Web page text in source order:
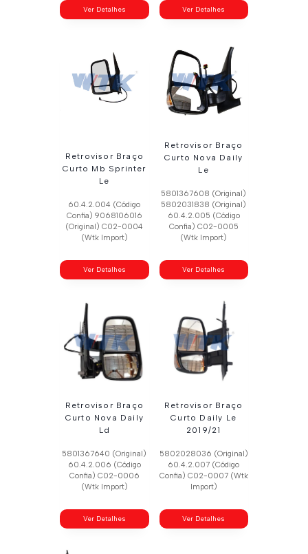
Ver Detalhes Ver Detalhes
Retrovisor Braço
Curto Mb Sprinter
Le
60.4.2.004 (Código
Confia) 9068106016
(Original) C02-0004
(Wtk Import)
Ver Detalhes
Retrovisor Braço
Curto Nova Daily
Le
5801367608 (Original)
5802031838 (Original)
60.4.2.005 (Código
Confia) C02-0005
(Wtk Import)
Ver Detalhes
Retrovisor Braço
Curto Nova Daily
Ld
5801367640 (Original)
60.4.2.006 (Código
Confia) C02-0006
(Wtk Import)
Ver Detalhes
Retrovisor Braço
Curto Daily Le
2019/21
5802028036 (Original)
60.4.2.007 (Código
Confia) C02-0007 (Wtk
Import)
Ver Detalhes